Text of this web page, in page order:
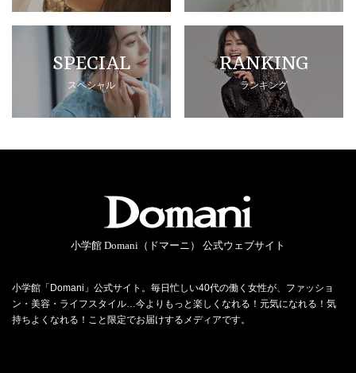
SPECIAL
スペシャル
RANKING
ランキング
小学館 Domani（ドマーニ） 公式ウェブサイト
小学館「Domani」公式サイト。毎日忙しい40代の働く女性が、ファッショ
ン・美容・ライフスタイル…今よりもっと楽しくなれる！元気になれる！気
持ちよくなれる！こと限定でお届けするメディアです。